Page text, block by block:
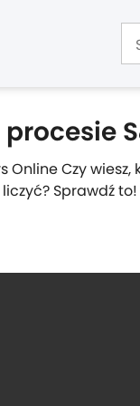
Online Czy
Sprawdź to!